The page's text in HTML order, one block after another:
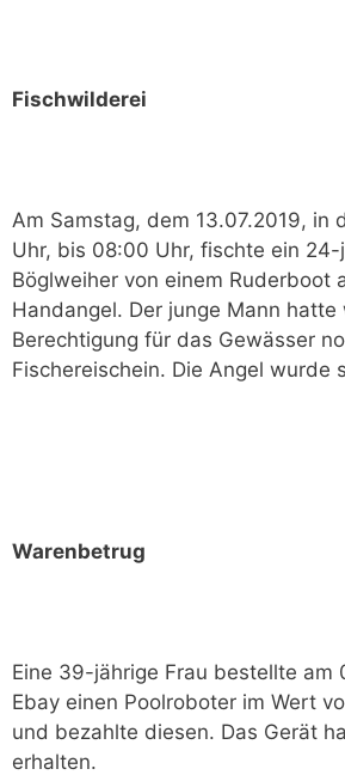
Fischwilderei
Am Samstag, dem 13.07.2019, in
Uhr, bis 08:00 Uhr, fischte ein 24-
Böglweiher von einem Ruderboot
Handangel. Der junge Mann hatte
Berechtigung für das Gewässer
Fischereischein. Die Angel wurde
Warenbetrug
Eine 39-jährige Frau bestellte am
Ebay einen Poolroboter im Wert
und bezahlte diesen. Das Gerät
erhalten.